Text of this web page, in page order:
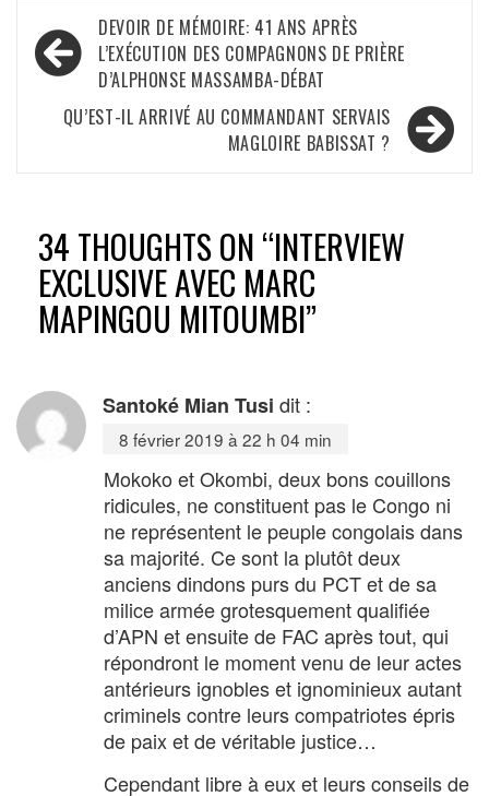
Navigation
de
l’article
DEVOIR DE MÉMOIRE: 41 ANS APRÈS
L’EXÉCUTION DES COMPAGNONS DE PRIÈRE
D’ALPHONSE MASSAMBA-DÉBAT
QU’EST-IL ARRIVÉ AU COMMANDANT SERVAIS
MAGLOIRE BABISSAT ?
34 THOUGHTS ON “INTERVIEW
EXCLUSIVE AVEC MARC
MAPINGOU MITOUMBI”
Santoké Mian Tusi dit :
8 février 2019 à 22 h 04 min
Mokoko et Okombi, deux bons couillons
ridicules, ne constituent pas le Congo ni
ne représentent le peuple congolais dans
sa majorité. Ce sont la plutôt deux
anciens dindons purs du PCT et de sa
milice armée grotesquement qualifiée
d’APN et ensuite de FAC après tout, qui
répondront le moment venu de leur actes
antérieurs ignobles et ignominieux autant
criminels contre leurs compatriotes épris
de paix et de véritable justice…
Cependant libre à eux et leurs conseils de